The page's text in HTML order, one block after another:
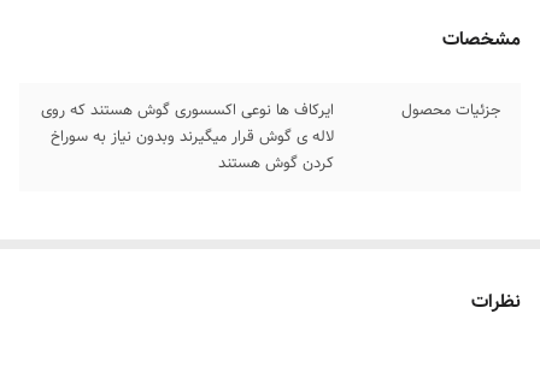
مشخصات
جزئیات محصول
ایرکاف ها نوعی اکسسوری گوش هستند که روی
لاله ی گوش قرار میگیرند وبدون نیاز به سوراخ
کردن گوش هستند
نظرات